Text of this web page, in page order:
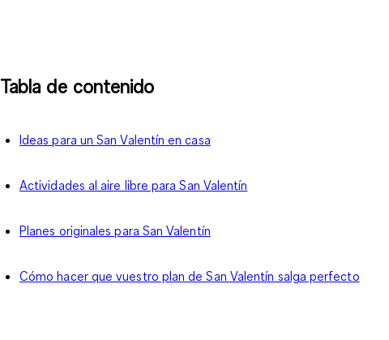
Tabla de contenido
Ideas para un San Valentín en casa
Actividades al aire libre para San Valentín
Planes originales para San Valentín
Cómo hacer que vuestro plan de San Valentín salga perfecto